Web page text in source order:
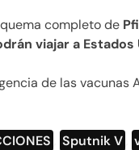
completo de
viajar a Estados
de las vacunas
Sputnik V